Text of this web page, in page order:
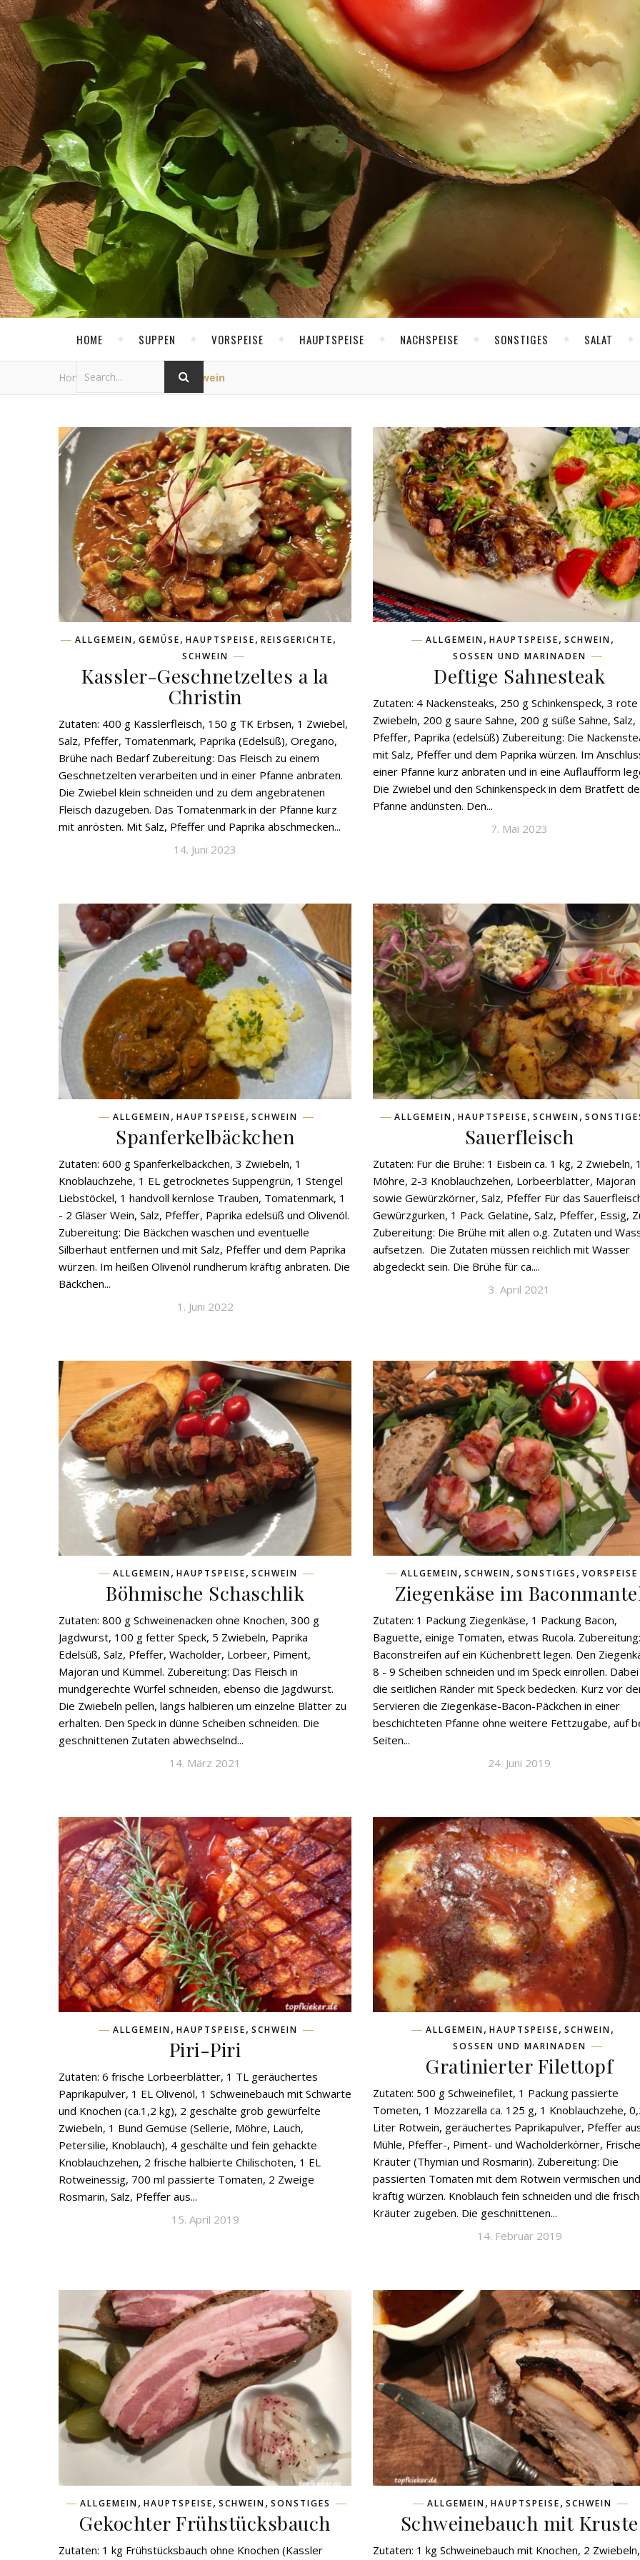
HOME SUPPEN VORSPEISE HAUPTSPEISE NACHSPEISE SONSTIGES SALAT
Home / Tag Archives: Schwein
ALLGEMEIN, GEMÜSE, HAUPTSPEISE, REISGERICHTE,
SCHWEIN
Kassler-Geschnetzeltes a la
Christin
Zutaten: 400 g Kasslerfleisch, 150 g TK Erbsen, 1 Zwiebel,
Salz, Pfeffer, Tomatenmark, Paprika (Edelsüß), Oregano,
Brühe nach Bedarf Zubereitung: Das Fleisch zu einem
Geschnetzelten verarbeiten und in einer Pfanne anbraten.
Die Zwiebel klein schneiden und zu dem angebratenen
Fleisch dazugeben. Das Tomatenmark in der Pfanne kurz
mit anrösten. Mit Salz, Pfeffer und Paprika abschmecken...
14. Juni 2023
ALLGEMEIN, HAUPTSPEISE, SCHWEIN,
SOSSEN UND MARINADEN
Deftige Sahnesteak
Zutaten: 4 Nackensteaks, 250 g Schinkenspeck, 3 rote
Zwiebeln, 200 g saure Sahne, 200 g süße Sahne, Salz,
Pfeffer, Paprika (edelsüß) Zubereitung: Die
mit Salz, Pfeffer und dem Paprika würzen. Im
einer Pfanne kurz anbraten und in eine Auflaufform
Die Zwiebel und den Schinkenspeck in dem Bratfett
Pfanne andünsten. Den...
7. Mai 2023
ALLGEMEIN, HAUPTSPEISE, SCHWEIN
Spanferkelbäckchen
Zutaten: 600 g Spanferkelbäckchen, 3 Zwiebeln, 1
Knoblauchzehe, 1 EL getrocknetes Suppengrün, 1 Stengel
Liebstöckel, 1 handvoll kernlose Trauben, Tomatenmark, 1
- 2 Gläser Wein, Salz, Pfeffer, Paprika edelsüß und Olivenöl.
Zubereitung: Die Bäckchen waschen und eventuelle
Silberhaut entfernen und mit Salz, Pfeffer und dem Paprika
würzen. Im heißen Olivenöl rundherum kräftig anbraten. Die
Bäckchen...
1. Juni 2022
ALLGEMEIN, HAUPTSPEISE, SCHWEIN,
Sauerfleisch
Zutaten: Für die Brühe: 1 Eisbein ca. 1 kg, 2 Zwiebeln,
Möhre, 2-3 Knoblauchzehen, Lorbeerblätter, Majoran
sowie Gewürzkörner, Salz, Pfeffer Für das
Gewürzgurken, 1 Pack. Gelatine, Salz, Pfeffer, Essig,
Zubereitung: Die Brühe mit allen o.g. Zutaten und
aufsetzen. Die Zutaten müssen reichlich mit Wasser
abgedeckt sein. Die Brühe für ca....
3. April 2021
ALLGEMEIN, HAUPTSPEISE, SCHWEIN
Böhmische Schaschlik
Zutaten: 800 g Schweinenacken ohne Knochen, 300 g
Jagdwurst, 100 g fetter Speck, 5 Zwiebeln, Paprika
Edelsüß, Salz, Pfeffer, Wacholder, Lorbeer, Piment,
Majoran und Kümmel. Zubereitung: Das Fleisch in
mundgerechte Würfel schneiden, ebenso die Jagdwurst.
Die Zwiebeln pellen, längs halbieren um einzelne Blätter zu
erhalten. Den Speck in dünne Scheiben schneiden. Die
geschnittenen Zutaten abwechselnd...
14. März 2021
ALLGEMEIN, SCHWEIN, SONSTIGES , VORSPEISE
Ziegenkäse im
Zutaten: 1 Packung Ziegenkäse, 1 Packung Bacon,
Baguette, einige Tomaten, etwas Rucola.
Baconstreifen auf ein Küchenbrett legen. Den
8 - 9 Scheiben schneiden und im Speck einrollen.
die seitlichen Ränder mit Speck bedecken. Kurz vor
Servieren die Ziegenkäse-Bacon-Päckchen in einer
beschichteten Pfanne ohne weitere Fettzugabe, auf
Seiten...
24. Juni 2019
ALLGEMEIN, HAUPTSPEISE, SCHWEIN
Piri-Piri
Zutaten: 6 frische Lorbeerblätter, 1 TL geräuchertes
Paprikapulver, 1 EL Olivenöl, 1 Schweinebauch mit Schwarte
und Knochen (ca.1,2 kg), 2 geschälte grob gewürfelte
Zwiebeln, 1 Bund Gemüse (Sellerie, Möhre, Lauch,
Petersilie, Knoblauch), 4 geschälte und fein gehackte
Knoblauchzehen, 2 frische halbierte Chilischoten, 1 EL
Rotweinessig, 700 ml passierte Tomaten, 2 Zweige
Rosmarin, Salz, Pfeffer aus...
15. April 2019
ALLGEMEIN, HAUPTSPEISE, SCHWEIN,
SOSSEN UND MARINADEN
Gratinierter Filettopf
Zutaten: 500 g Schweinefilet, 1 Packung passierte
Tometen, 1 Mozzarella ca. 125 g, 1 Knoblauchzehe,
Liter Rotwein, geräuchertes Paprikapulver, Pfeffer
Mühle, Pfeffer-, Piment- und Wacholderkörner, Frische
Kräuter (Thymian und Rosmarin). Zubereitung: Die
passierten Tomaten mit dem Rotwein vermischen
kräftig würzen. Knoblauch fein schneiden und die
Kräuter zugeben. Die geschnittenen...
14. Februar 2019
ALLGEMEIN, HAUPTSPEISE, SCHWEIN, SONSTIGES
Gekochter Frühstücksbauch
Zutaten: 1 kg Frühstücksbauch ohne Knochen (Kassler
ALLGEMEIN, HAUPTSPEISE, SCHWEIN
Schweinebauch mit Kruste
Zutaten: 1 kg Schweinebauch mit Knochen, 2